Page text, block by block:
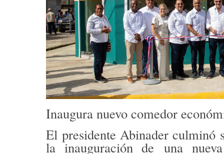
Inaugura nuevo comedor
El presidente Abinader culminó
la inauguración de una